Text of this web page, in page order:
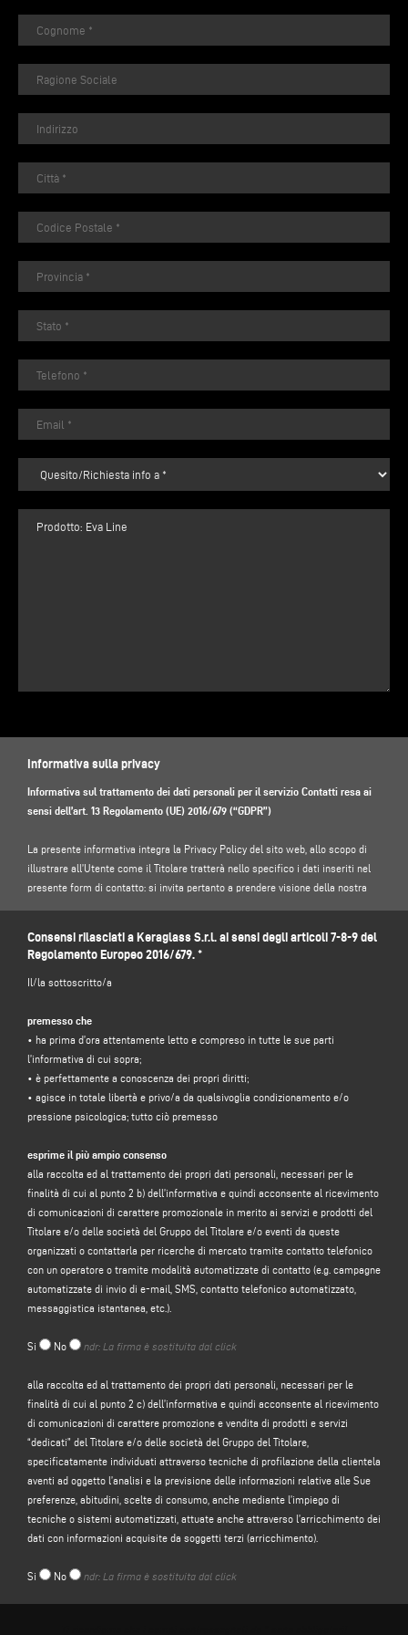
Informativa sulla privacy
Informativa sul trattamento dei dati personali per il servizio Contatti resa ai
sensi dell’art. 13 Regolamento (UE) 2016/679 (“GDPR”)
La presente informativa integra la Privacy Policy del sito web, allo scopo di
illustrare all’Utente come il Titolare tratterà nello specifico i dati inseriti nel
presente form di contatto: si invita pertanto a prendere visione della nostra
https://www.keraglass.com/it/pagina/privacy-and-policy
DATI
Titolare del trattamento: Keraglass S.r.l., nella persona del legale
rappresentante pro tempore, con sede legale in Via Sassogattone, 13/A 42031
Baiso (RE) – Italia, e-mailinfo@keraglass.com, C.F. / p. IVA 02611750353.
Responsabile per la protezione dei dati (DPO): dott. Donato Eugenio
2. DATI PERSONALI TRATTATI, FINALITÀ DEL TRATTAMENTO E BASE GIURIDICA
Il Titolare tratterà i suoi dati personali identificativi e di contatto (quali: nome,
cognome, ragione sociale, indirizzo, città, codice postale, provincia, stato,
indirizzo e-mail, numero di telefono) da Lei direttamente forniti mediante la
compilazione dell’apposito form di raccolta dati presente nella sezione
“CONTATTI”presenti sul sito web del Titolare (www.keraglass.com, il “Sito”).Il
Titolare intende trattare i suoi dati personali al fine di:
attraverso il presente form, ad esempio per ottenere informazioni su prodotti
aziendale), e per avere un preventivo, ecc.; la base giuridica per tale finalità è il
legittimo interesse del titolare ai sensi dell’articolo 6, paragrafo 1, lettera f),
del GDPR da identificarsi nel ragionevole affidamento che l’utente si aspetti
che i suoi dati personali siano trattati dal Titolare per rispondere ad una sua
richiesta di contatto;
b) inviarle comunicazioni di carattere promozionale in merito ai servizi e
prodotti del Titolare e/o delle società del Gruppo>del Titolare e/o eventi da
queste organizzati o contattarla per ricerche di mercato tramite contatto
campagne automatizzate di invio di e-mail, SMS, contatto telefonico
Consensi rilasciati a Keraglass S.r.l. ai sensi degli articoli 7-8-9 del
Regolamento Europeo 2016/679. *
Il/la sottoscritto/a
premesso che
• ha prima d’ora attentamente letto e compreso in tutte le sue parti
l’informativa di cui sopra;
• è perfettamente a conoscenza dei propri diritti;
• agisce in totale libertà e privo/a da qualsivoglia condizionamento e/o
pressione psicologica; tutto ciò premesso
esprime il più ampio consenso
alla raccolta ed al trattamento dei propri dati personali, necessari per le
finalità di cui al punto 2 b) dell’informativa e quindi acconsente al ricevimento
di comunicazioni di carattere promozionale in merito ai servizi e prodotti del
Titolare e/o delle società del Gruppo del Titolare e/o eventi da queste
organizzati o contattarla per ricerche di mercato tramite contatto telefonico
con un operatore o tramite modalità automatizzate di contatto (e.g. campagne
automatizzate di invio di e-mail, SMS, contatto telefonico automatizzato,
messaggistica istantanea, etc.).
Si No ndr: La firma è sostituita dal click
alla raccolta ed al trattamento dei propri dati personali, necessari per le
finalità di cui al punto 2 c) dell’informativa e quindi acconsente al ricevimento
di comunicazioni di carattere promozione e vendita di prodotti e servizi
“dedicati” del Titolare e/o delle società del Gruppo del Titolare,
specificatamente individuati attraverso tecniche di profilazione della clientela
aventi ad oggetto l’analisi e la previsione delle informazioni relative alle Sue
preferenze, abitudini, scelte di consumo, anche mediante l’impiego di
tecniche o sistemi automatizzati, attuate anche attraverso l’arricchimento dei
dati con informazioni acquisite da soggetti terzi (arricchimento).
Si No ndr: La firma è sostituita dal click